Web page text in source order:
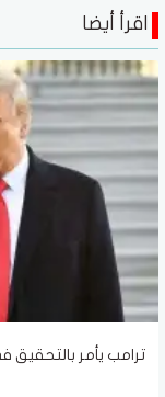
اقرأ أيضا
ترامب يأمر بالتحقيق